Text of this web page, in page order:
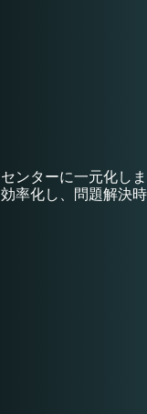
ンターに一元化しま
率化し、問題解決時